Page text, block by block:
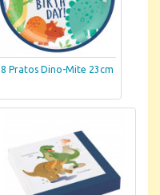
8 Pratos Dino-Mite 23cm